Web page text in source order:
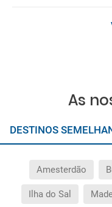
As
DESTINOS
Amesterdão
Ilha do Sal